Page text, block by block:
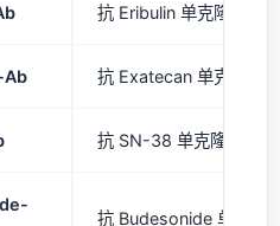
抗 Eribulin 单克隆抗体
Ab 抗 Exatecan 单克隆抗
抗 SN-38 单克隆抗体
抗 Budesonide 单克隆